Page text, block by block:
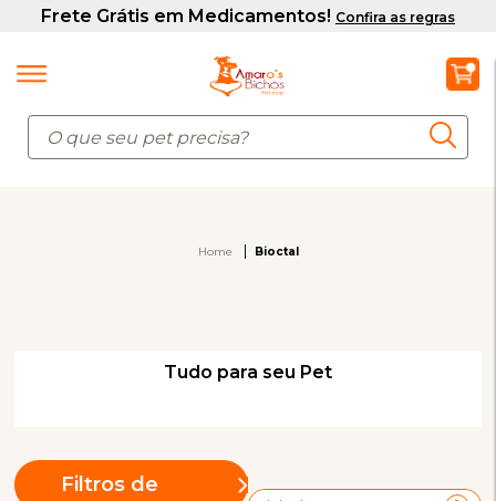
Home Bioctal
Tudo para seu Pet
Filtros de